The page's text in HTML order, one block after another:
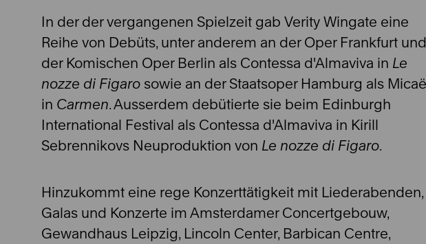
In der der vergangenen Spielzeit gab Verity Wingate eine
Reihe von Debüts, unter anderem an der Oper Frankfurt und
der Komischen Oper Berlin als Contessa d'Almaviva in Le
nozze di Figaro sowie an der Staatsoper Hamburg als
in Carmen. Ausserdem debütierte sie beim Edinburgh
International Festival als Contessa d'Almaviva in Kirill
Sebrennikovs Neuproduktion von Le nozze di Figaro.
Hinzukommt eine rege Konzerttätigkeit mit Liederabenden,
Galas und Konzerte im Amsterdamer Concertgebouw,
Gewandhaus Leipzig, Lincoln Center, Barbican Centre,